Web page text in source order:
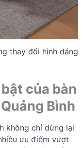
thay đổi hình dáng
của bàn
Bình
không chỉ dừng lại
ưu điểm vượt